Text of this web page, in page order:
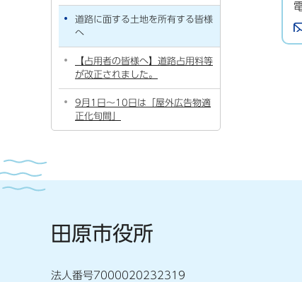
道路に面する土地を所有する皆様
へ
【占用者の皆様へ】道路占用料等
が改正されました。
9月1日～10日は「屋外広告物適
正化旬間」
田原市役所
法人番号7000020232319